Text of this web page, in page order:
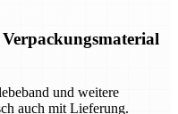
und weitere
auch mit Lieferung.